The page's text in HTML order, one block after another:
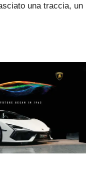
una traccia, un